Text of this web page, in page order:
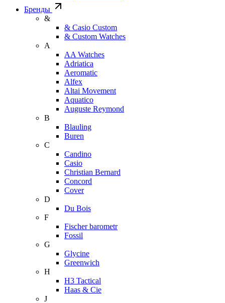
Бренды
&
& Casio Custom
& Custom Watches
A
AA Watches
Adriatica
Aeromatic
Alfex
Altai Movement
Aquatico
Auguste Reymond
B
Blauling
Buren
C
Candino
Casio
Christian Bernard
Concord
Cover
D
Du Bois
F
Fischer barometr
Fossil
G
Glycine
Greenwich
H
H3 Tactical
Haas & Cie
J